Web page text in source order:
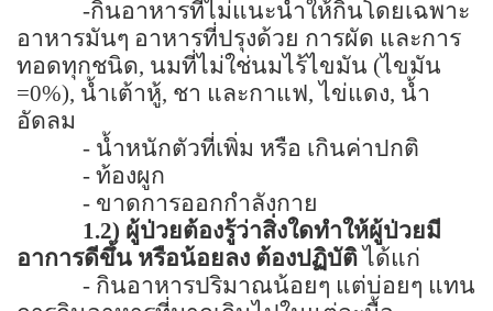
-กินอาหารที่ไม่แนะนำให้กินโดยเฉพาะ
อาหารมันๆ อาหารที่ปรุงด้วย การผัด และการ
ทอดทุกชนิด, นมที่ไม่ใช่นมไร้ไขมัน (ไขมัน
=0%), น้ำเต้าหู้, ชา และกาแฟ, ไข่แดง, น้ำ
อัดลม
- น้ำหนักตัวที่เพิ่ม หรือ เกินค่าปกติ
- ท้องผูก
- ขาดการออกกำลังกาย
1.2) ผู้ป่วยต้องรู้ว่าสิ่งใดทำให้ผู้ป่วยมี
อาการดีขึ้น หรือน้อยลง ต้องปฏิบัติได้แก่
- กินอาหารปริมาณน้อยๆ แต่บ่อยๆ แทน